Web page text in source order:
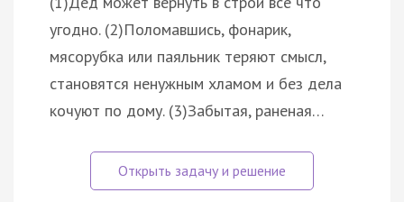
угодно. (2)Поломавшись, фонарик,
мясорубка или паяльник теряют смысл,
становятся ненужным хламом и без дела
кочуют по дому. (3)Забытая, раненая…